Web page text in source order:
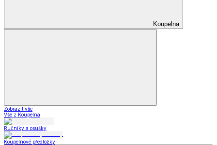
Koupelna
Zobrazit vše
Vše z Koupelna
Ručníky a osušky
Koupelnové předložky